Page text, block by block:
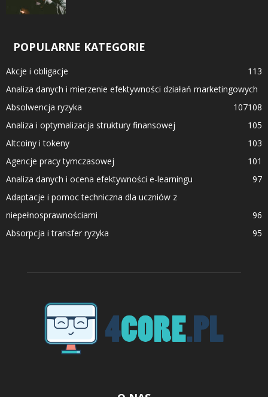
POPULARNE KATEGORIE
Akcje i obligacje
113
Analiza danych i mierzenie efektywności działań marketingowych
108
Absolwencja ryzyka
107
Analiza i optymalizacja struktury finansowej
105
Altcoiny i tokeny
103
Agencje pracy tymczasowej
101
Analiza danych i ocena efektywności e-learningu
97
Adaptacje i pomoc techniczna dla uczniów z
niepełnosprawnościami
96
Absorpcja i transfer ryzyka
95